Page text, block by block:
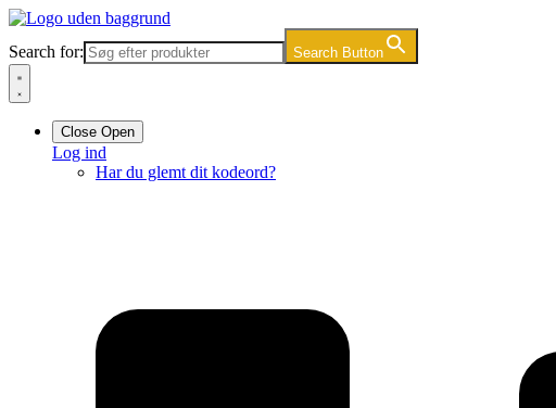
Videre
indhold
Search for: Search Button
Close Open
Log ind
Har du glemt dit kodeord?